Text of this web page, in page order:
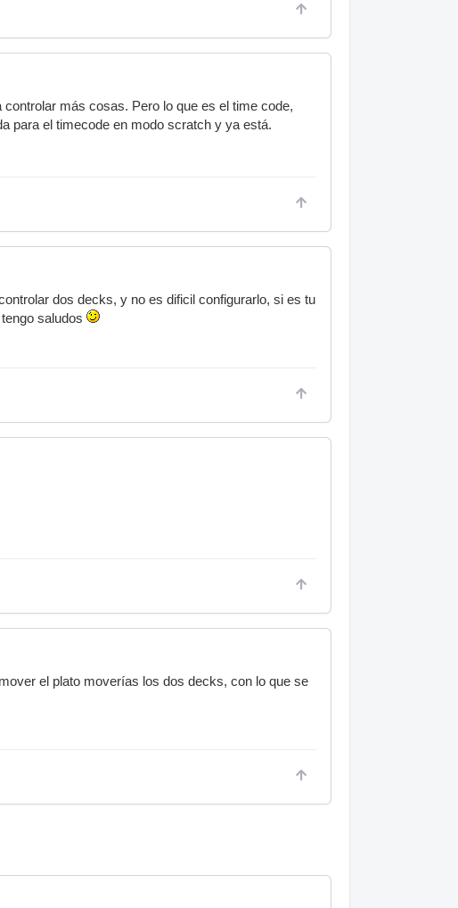
más cosas. Pero lo que es el time code,
para el timecode en modo scratch y ya está.
dos decks, y no es dificil configurarlo, si es tu
saludos
el plato moverías los dos decks, con lo que se